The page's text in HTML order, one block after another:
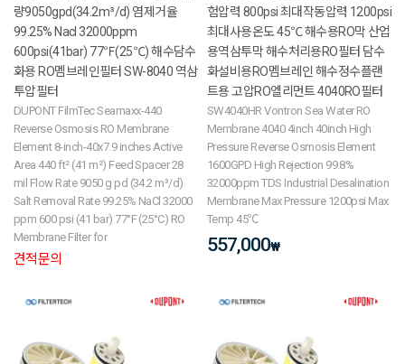
량9050gpd(34.2m³/d) 염제거율
99.25% Nacl 32000ppm
600psi(41bar) 77℉(25℃) 해수담수
화용 RO멤브레인필터 SW-8040 역삼
투압필터
DUPONT FilmTec Seamaxx-440
Reverse Osmosis RO Membrane
Element 8-inch-40x7.9 inches Active
Area 440 ft² (41 m²) Feed Spacer 28
mil Flow Rate 9050 g pd (34.2 m³/d)
Salt Removal Rate 99.25% NaCl 32000
ppm 600 psi (41 bar) 77°F (25°C) RO
Membrane Filter for
견적문의
험압력 800psi 최대작동압력 1200psi
최대사용온도 45℃ 해수용RO막 산업
용역삼투막 해수처리용RO필터 담수
화설비용RO멤브레인 해수정수플랜
트용 고압RO엘리먼트 4040RO필터
SW4040HR Vontron Sea Water RO
Membrane 4040 4inch 40inch High
Pressure Reverse Osmosis Element
1600GPD High Rejection 99.8%
32000ppm TDS Industrial Desalination
Membrane Max Pressure 1200psi Max
Temp 45℃
557,000₩